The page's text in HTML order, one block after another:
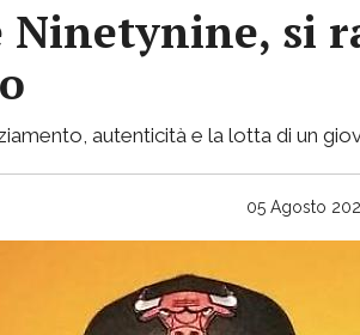
si
autenticità e la lotta di un
05 Agosto